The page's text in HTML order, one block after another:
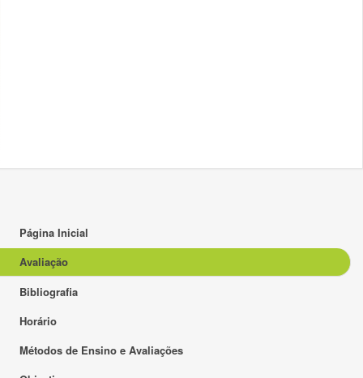
Página Inicial
Avaliação
Bibliografia
Horário
Métodos de Ensino e Avaliações